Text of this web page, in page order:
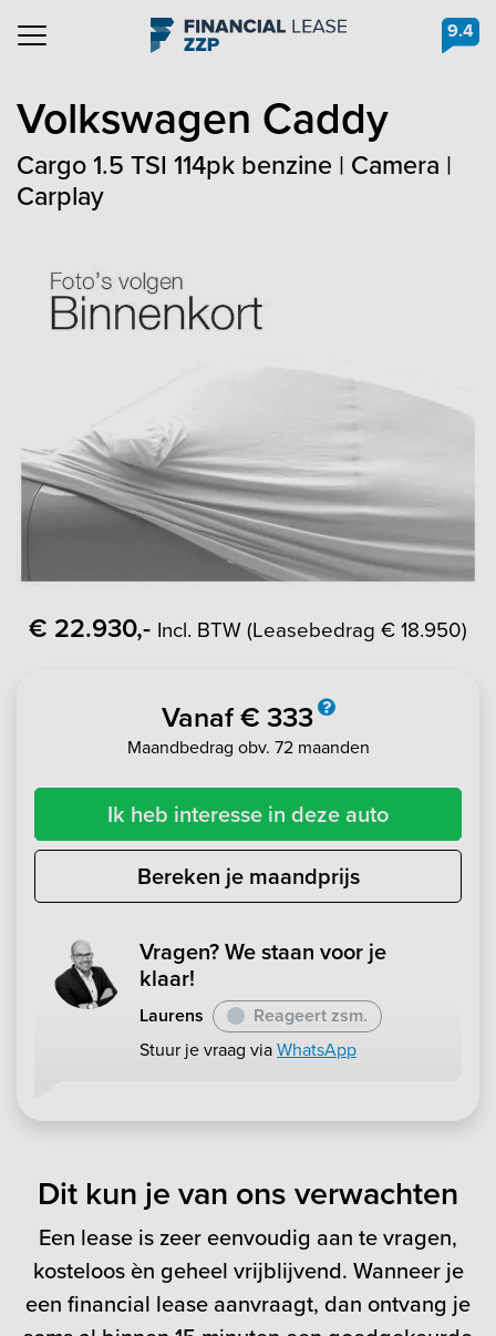
Navigation 9.4
Volkswagen Caddy
Cargo 1.5 TSI 114pk benzine | Camera |
Carplay
€ 22.930,- Incl. BTW (Leasebedrag € 18.950)
Vanaf € 333
Maandbedrag obv. 72 maanden
Ik heb interesse in deze auto
Bereken je maandprijs
Vragen? We staan voor je
klaar!
Laurens
Reageert zsm.
Stuur je vraag viaWhatsApp
Dit kun je van ons verwachten
Een lease is zeer eenvoudig aan te vragen,
kosteloos èn geheel vrijblijvend. Wanneer je
een financial lease aanvraagt, dan ontvang je